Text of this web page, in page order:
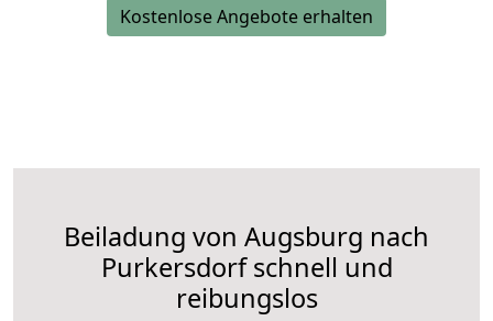
Kostenlose Angebote erhalten
Beiladung von Augsburg nach
Purkersdorf schnell und
reibungslos